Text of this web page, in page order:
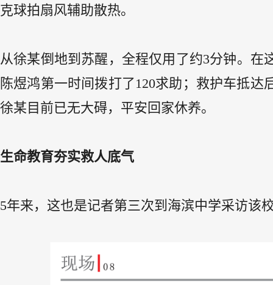
克球拍扇风辅助散热。
从徐某倒地到苏醒，全程仅用了约3分钟。在
陈煜鸿第一时间拨打了120求助；救护车抵
徐某目前已无大碍，平安回家休养。
生命教育夯实救人底气
5年来，这也是记者第三次到海滨中学采访